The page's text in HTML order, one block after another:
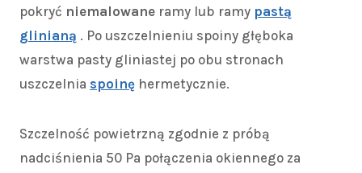
pokryć niemalowane ramy lub ramy pastą
glinianą . Po uszczelnieniu spoiny głęboka
warstwa pasty gliniastej po obu stronach
uszczelnia spoinę hermetycznie.
Szczelność powietrzną zgodnie z próbą
nadciśnienia 50 Pa połączenia okiennego za